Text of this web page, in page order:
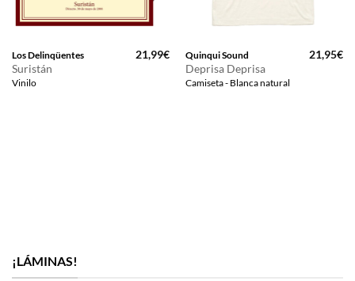
Los Delinqüentes
Suristán
Vinilo
21,99€ Quinqui Sound
Deprisa Deprisa
Camiseta - Blanca natural
21,95€
¡LÁMINAS!